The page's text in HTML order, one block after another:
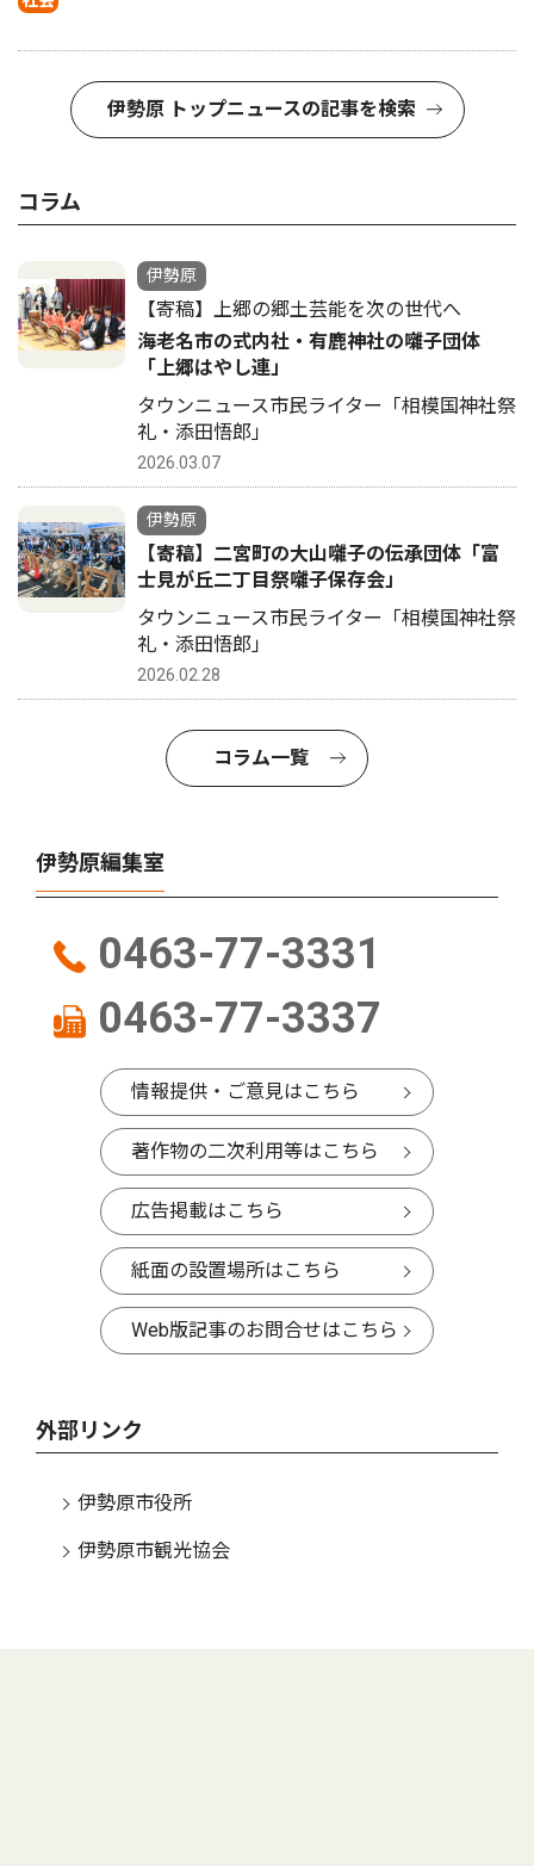
伊勢原 トップニュースの記事を検索
コラム
伊勢原
【寄稿】上郷の郷土芸能を次の世代へ
海老名市の式内社・有鹿神社の囃子団体
「上郷はやし連」
タウンニュース市民ライター「相模国神社祭
礼・添田悟郎」
2026.03.07
伊勢原
【寄稿】二宮町の大山囃子の伝承団体「富
士見が丘二丁目祭囃子保存会」
タウンニュース市民ライター「相模国神社祭
礼・添田悟郎」
2026.02.28
コラム一覧
伊勢原編集室
0463-77-3331
0463-77-3337
情報提供・ご意見はこちら
著作物の二次利用等はこちら
広告掲載はこちら
紙面の設置場所はこちら
Web版記事のお問合せはこちら
外部リンク
伊勢原市役所
伊勢原市観光協会